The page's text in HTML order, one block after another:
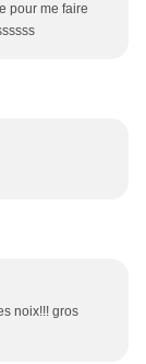
pour me faire
noix!!! gros